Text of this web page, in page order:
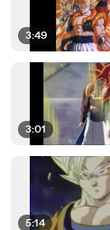
3:49
3:01
5:14